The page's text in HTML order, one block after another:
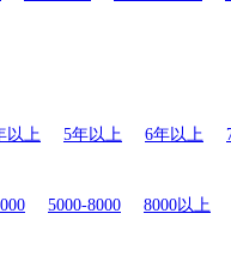
以上 5年以上 6年以上
5000-8000 8000以上